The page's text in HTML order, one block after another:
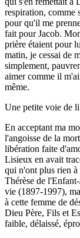
respiration, comme
pour qu'il me
fait pour Jacob.
prière étaient pour
matin, je cessai de
simplement,
aimer comme il
même.
Une petite voie de
En acceptant ma
l'angoisse de la
libération faite
Lisieux en avait
qui n'ont plus rien
Thérèse de
vie (1897-1997),
à cette femme de
Dieu Père, Fils et
faible, délaissé,